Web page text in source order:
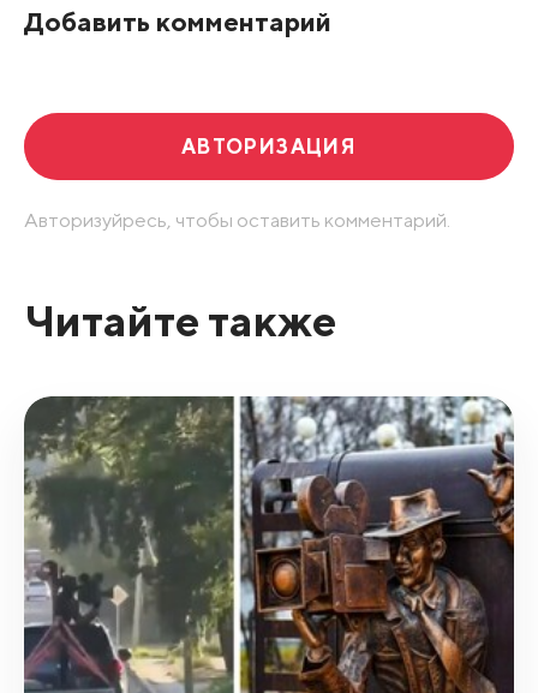
Добавить комментарий
АВТОРИЗАЦИЯ
Авторизуйресь, чтобы оставить комментарий.
Читайте также